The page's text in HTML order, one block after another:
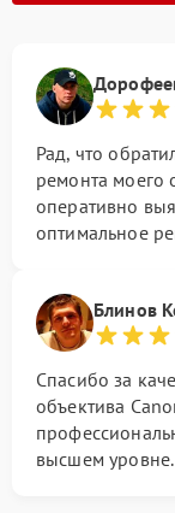
Рад, что
ремонта моего
оперативно
оптимальное
Блинов
Спасибо за
объектива
высшем уровне.